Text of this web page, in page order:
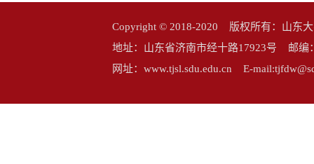
Copyright © 2018-2020 版权所有：山东
地址：山东省济南市经十路17923号 邮
网址：www.tjsl.sdu.edu.cn E-